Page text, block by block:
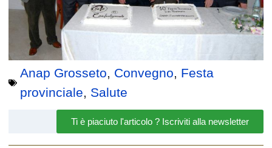
Anap Grosseto Convegno
Festa
provinciale
Salute
Ti è piaciuto l'articolo ? Iscriviti alla newsletter